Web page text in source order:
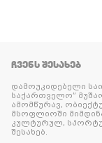
ᲩᲕᲔᲜᲡ ᲨᲔᲡᲐᲮᲔᲑ
დამოუკიდებელი
საქართველო”
ამომწურავ,
მსოფლიოში
კულტურულ,
შესახებ.